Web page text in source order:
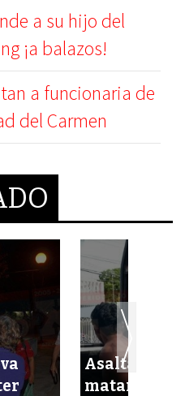
a su hijo del
¡a balazos!
a funcionaria de
del Carmen
Asaltan
matan con